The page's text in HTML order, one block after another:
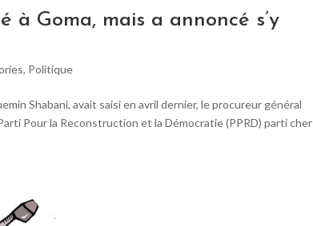
Goma, mais a annoncé s’y
, Politique
Shabani, avait saisi en avril dernier, le procureur général
Pour la Reconstruction et la Démocratie (PPRD) parti cher